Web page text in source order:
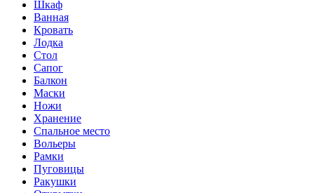
Шкаф
Ванная
Кровать
Лодка
Стол
Сапог
Балкон
Маски
Ножи
Хранение
Спальное место
Вольеры
Рамки
Пуговицы
Ракушки